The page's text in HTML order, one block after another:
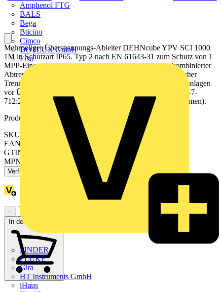
Amphenol FTG
BALS
Bega
Bticino
Cimco
DOTLUX GmbH
Elso
FINDER
FLUKE
Gira
HT Instruments GmbH
iHaus
Mehrpoliger Überspannungs-Ableiter DEHNcube YPV SCI 1000
1M in Schutzart IP65. Typ 2 nach EN 61643-31 zum Schutz von 1
MPP-Eingang. Dreistufige DC-Schaltvorrichtung mit kombinierter
Abtrenn- und Kurzschließvorrichtung mit sicherer elektrischer
Trennung. Zum Schutz von Niederspannungs-Verbraucheranlagen
vor Überspannungen. Zum Einsatz gemäß DIN IEC 60364-7-
712:2011-04 (Errichten von Photovoltaik-Versorgungssystemen).
Produktkennzeichen
SKU: 900910
EAN: 4013364155046
GTIN: 4013364155046
MPN: DCU YPV SCI 1000 1M
Verfügbar: 2 Händler
Treuepunkte:
−
In den Warenkorb